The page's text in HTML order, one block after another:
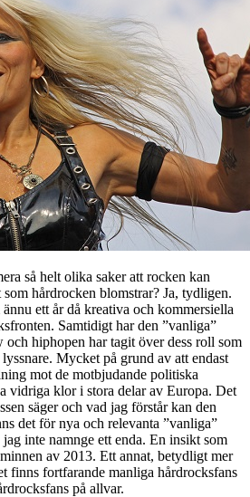
så helt olika saker att rocken kan
hårdrocken blomstrar? Ja, tydligen.
ett år då kreativa och kommersiella
Samtidigt har den ”vanliga”
hiphopen har tagit över dess roll som
Mycket på grund av att endast
mot de motbjudande politiska
vidriga klor i stora delar av Europa. Det
säger och vad jag förstår kan den
det för nya och relevanta ”vanliga”
inte namnge ett enda. En insikt som
av 2013. Ett annat, betydligt mer
finns fortfarande manliga hårdrocksfans
på allvar.